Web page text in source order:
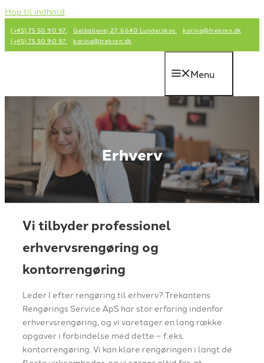
Hop til indhold
(+45) 75 50 90 97 Gelballevej 27, 6640 Lunderskov
karina@trekren.dk
(+45) 75 50 90 97
karina@trekren.dk
Menu
Erhverv
Vi tilbyder professionel
erhvervsrengøring og
kontorrengøring
Leder I efter rengøring til erhverv? Trekantens
Rengørings Service ApS har stor erfaring indenfor
erhvervsrengøring, og vi varetager en lang række
opgaver i forbindelse med dette – f.eks.
kontorrengøring. Vi kan klare rengøringen i langt de